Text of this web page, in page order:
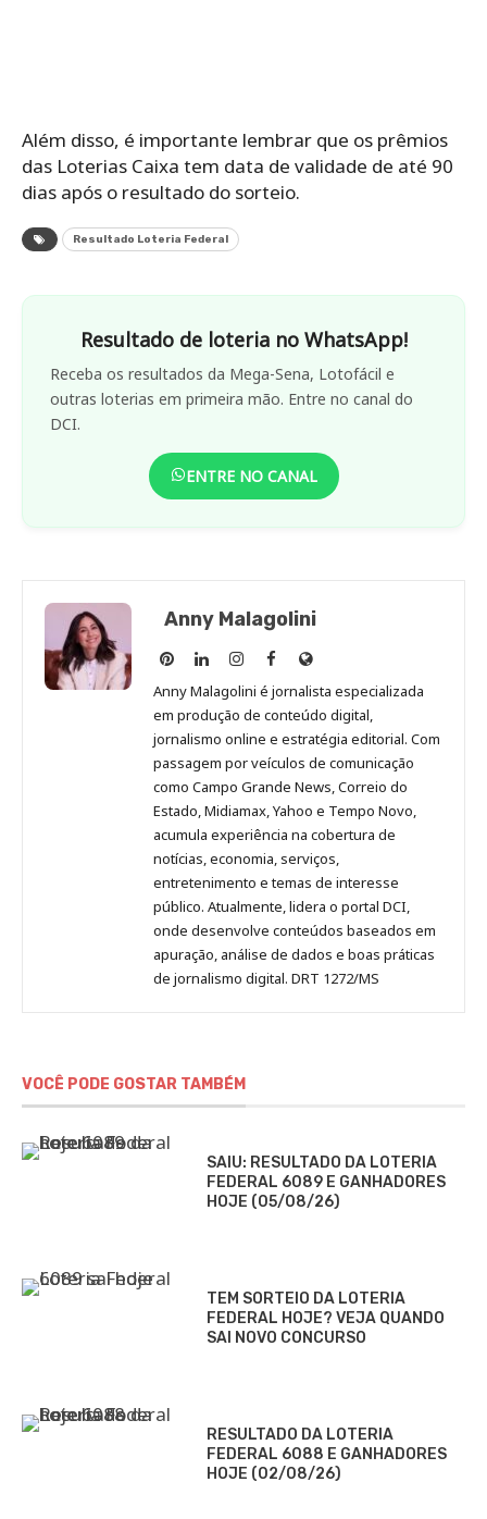
Além disso, é importante lembrar que os prêmios
das Loterias Caixa tem data de validade de até 90
dias após o resultado do sorteio.
Resultado Loteria Federal
Resultado de loteria no WhatsApp!
Receba os resultados da Mega-Sena, Lotofácil e
outras loterias em primeira mão. Entre no canal do
DCI.
ENTRE NO CANAL
Anny Malagolini
Anny
Malagolini
no
Pinterest
Anny
Malagolini
no
LinkedIn
Anny
Malagolini
no
Instagram
Anny
Malagolini
no
Facebook
Site
de
Anny
Malagolini
Anny Malagolini é jornalista especializada
em produção de conteúdo digital,
jornalismo online e estratégia editorial. Com
passagem por veículos de comunicação
como Campo Grande News, Correio do
Estado, Midiamax, Yahoo e Tempo Novo,
acumula experiência na cobertura de
notícias, economia, serviços,
entretenimento e temas de interesse
público. Atualmente, lidera o portal DCI,
onde desenvolve conteúdos baseados em
apuração, análise de dados e boas práticas
de jornalismo digital. DRT 1272/MS
VOCÊ PODE GOSTAR TAMBÉM
SAIU: RESULTADO DA LOTERIA
FEDERAL 6089 E GANHADORES
HOJE (05/08/26)
TEM SORTEIO DA LOTERIA
FEDERAL HOJE? VEJA QUANDO
SAI NOVO CONCURSO
RESULTADO DA LOTERIA
FEDERAL 6088 E GANHADORES
HOJE (02/08/26)